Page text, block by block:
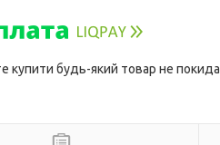
купити будь-який товар не